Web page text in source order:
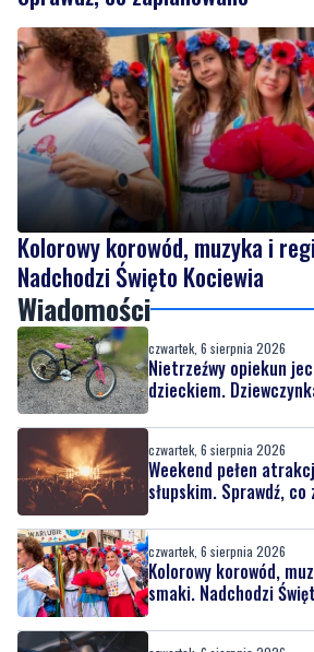
Kolorowy korowód, muzyka i
Nadchodzi Święto Kociewia
Wiadomości
czwartek, 6 sierpnia 2026
Nietrzeźwy opiekun
dzieckiem.
czwartek, 6 sierpnia 2026
Weekend pełen
czwartek, 6 sierpnia 2026
Kolorowy korowód,
czwartek, 6 sierpnia 2026
Gazowe